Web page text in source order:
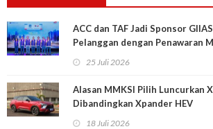
ACC dan TAF Jadi Sponsor
Pelanggan dengan Penawaran
25 Juli 2026
Alasan MMKSI Pilih Luncurkan
Dibandingkan Xpander HEV
18 Juli 2026